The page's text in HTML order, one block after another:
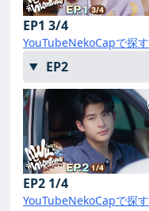
EP1 3/4
YouTubeNekoCapで探す
EP2
EP2 1/4
YouTubeNekoCapで探す